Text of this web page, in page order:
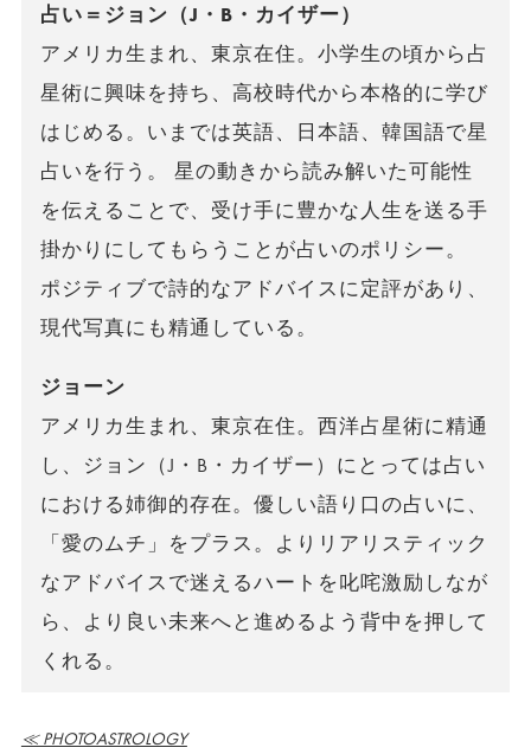
占い＝ジョン（J・B・カイザー）
アメリカ生まれ、東京在住。小学生の頃から占
星術に興味を持ち、高校時代から本格的に学び
はじめる。いまでは英語、日本語、韓国語で星
占いを行う。 星の動きから読み解いた可能性
を伝えることで、受け手に豊かな人生を送る手
掛かりにしてもらうことが占いのポリシー。
ポジティブで詩的なアドバイスに定評があり、
現代写真にも精通している。
ジョーン
アメリカ生まれ、東京在住。西洋占星術に精通
し、ジョン（J・B・カイザー）にとっては占い
における姉御的存在。優しい語り口の占いに、
「愛のムチ」をプラス。よりリアリスティック
なアドバイスで迷えるハートを叱咤激励しなが
ら、より良い未来へと進めるよう背中を押して
くれる。
≪ PHOTOASTROLOGY